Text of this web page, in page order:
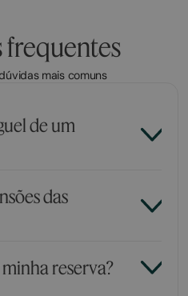
frequentes
mais comuns
de um
das
reserva?